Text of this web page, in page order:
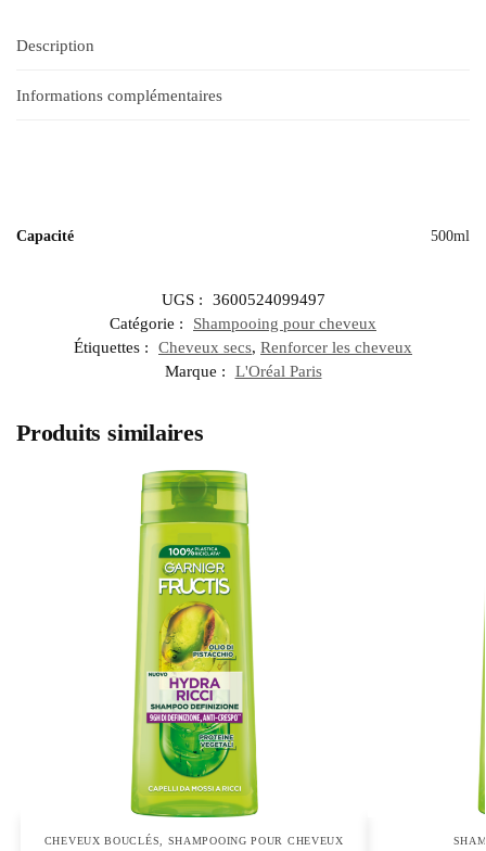
3
Description
Informations complémentaires
Capacité 500ml
UGS :
3600524099497
Catégorie :
Shampooing pour cheveux
Étiquettes :
Cheveux secs, Renforcer les cheveux
Marque :
L'Oréal Paris
Produits similaires
CHEVEUX BOUCLÉS SHAMPOOING POUR CHEVEUX